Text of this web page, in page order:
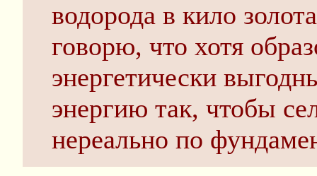
водорода в кило
говорю, что хотя
энергетически
энергию так, чтобы
нереально по